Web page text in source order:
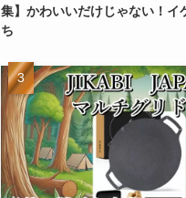
集】かわいいだけじゃない！イ
ち